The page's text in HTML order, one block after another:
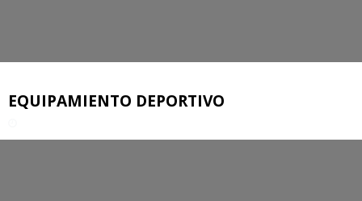
EQUIPAMIENTO DEPORTIVO